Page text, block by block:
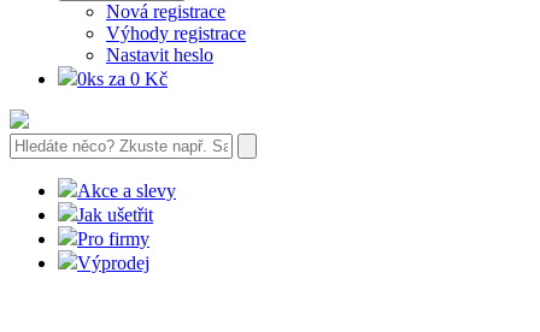
Nová registrace
Výhody registrace
Nastavit heslo
0ks za 0 Kč
Akce a slevy
Jak ušetřit
Pro firmy
Výprodej